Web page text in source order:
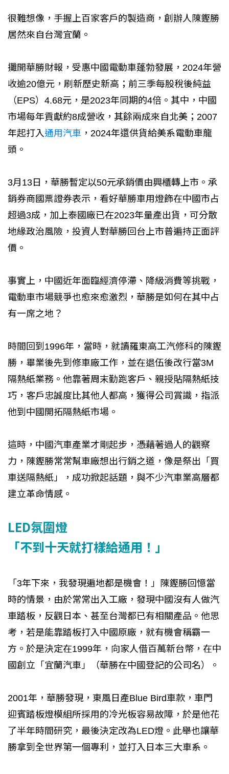
很難想像，手握上百家客戶的製造商，創辦人陳鏗勝
居然來自台灣宜蘭。
攤開華勝財報，受惠中國電動車蓬勃發展，2024年營
收逾20億元，刷新歷史新高；前三季每股稅後純益
（EPS）4.68元，是2023年同期的4倍。其中，中國
市場每年貢獻約8成營收，其餘兩成來自北美；2007
年起打入 通用汽車 ，2024年還供貨給美系電動車龍
頭。
3月13日，華勝暫定以50元承銷價由興櫃轉上市。承
銷券商國票證券表示，看好華勝車用燈飾在中國市占
超過3成，加上泰國廠已在2023年量產出貨，可分散
地緣政治風險，投資人對華勝回台上市普遍持正面評
價。
事實上，中國近年面臨經濟停滯、降級消費等挑戰，
電動車市場競爭也愈來愈激烈，華勝是如何在其中占
有一席之地？
時間回到1996年，當時，就讀羅東高工汽修科的陳鏗
勝，畢業後先到修車廠工作，並在退伍後改行當3M
隔熱紙業務。他靠著周末勤跑客戶、親授貼隔熱紙技
巧，客戶忠誠度比其他人都高，獲得公司賞識，指派
他到中國開拓隔熱紙市場。
這時，中國汽車產業才剛起步，憑藉著過人的觀察
力，陳鏗勝常常幫車廠想出行銷之道，像是祭出「買
車送隔熱紙」，成功掀起話題，與不少汽車業高層都
建立革命情感。
LED氛圍燈
「不到十天就打樣給通用！」
「3年下來，我發現遍地都是機會！」陳鏗勝回憶當
時的情景，由於常常出入工廠，發現中國沒有人做汽
車踏板，反觀日本、甚至台灣都已有相關產品。他思
考，若是能靠踏板打入中國原廠，就有機會稱霸一
方。於是決定在1999年，向家人借百萬新台幣，在中
國創立「宜蘭汽車」（華勝在中國登記的公司名）。
2001年，華勝發現，東風日產Blue Bird車款，車門
迎賓踏板燈模組所採用的冷光板容易故障，於是他花
了半年時間研究，最後決定改為LED燈。此舉也讓華
勝拿到全世界第一個專利，並打入日本三大車系。